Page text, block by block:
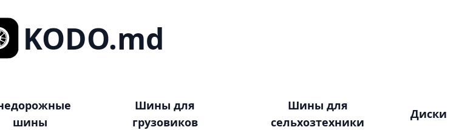
KODO.md
шины
Шины для
грузовиков
Шины для
сельхозтехники
Диски